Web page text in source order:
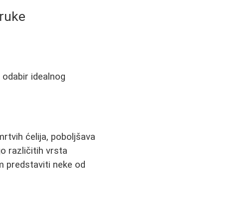
idealnog
ćelija, poboljšava
različitih vrsta
predstaviti neke od